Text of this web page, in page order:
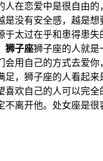
在恋爱中是很自由
没有安全感，越是
太过在乎和患得患
狮子座狮子座的人就是
用自己的方式去爱
，狮子座的人看起
欢自己的人可以完
离开他。处女座是